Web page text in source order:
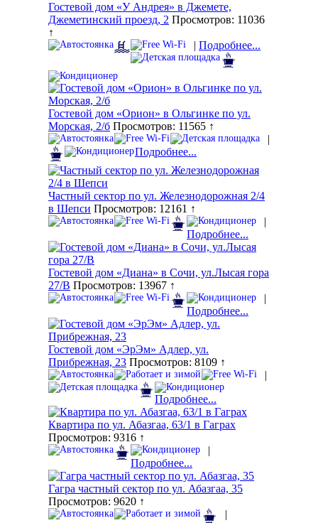
Гостевой дом «У Андрея» в Джемете,
Джеметинский проезд, 2 Просмотров: 11036
↑
| Подробнее...
Гостевой дом «Орион» в Ольгинке по ул.
Морская, 2/б Просмотров: 11565 ↑
|
Подробнее...
Частный сектор по ул. Железнодорожная 2/4
в Шепси Просмотров: 12161 ↑
|
Подробнее...
Гостевой дом «Диана» в Сочи, ул.Лысая гора
27/В Просмотров: 13967 ↑
|
Подробнее...
Гостевой дом «ЭрЭм» Адлер, ул.
Прибрежная, 23 Просмотров: 8109 ↑
|
Подробнее...
Квартира по ул. Абазгаа, 63/1 в Гаграх
Просмотров: 9316 ↑
|
Подробнее...
Гагра частный сектор по ул. Абазгаа, 35
Просмотров: 9620 ↑
|